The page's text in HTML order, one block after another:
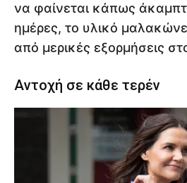
να φαίνεται κάπως
ημέρες, το υλικό
από μερικές εξορμήσεις
Αντοχή σε κάθε τερέν